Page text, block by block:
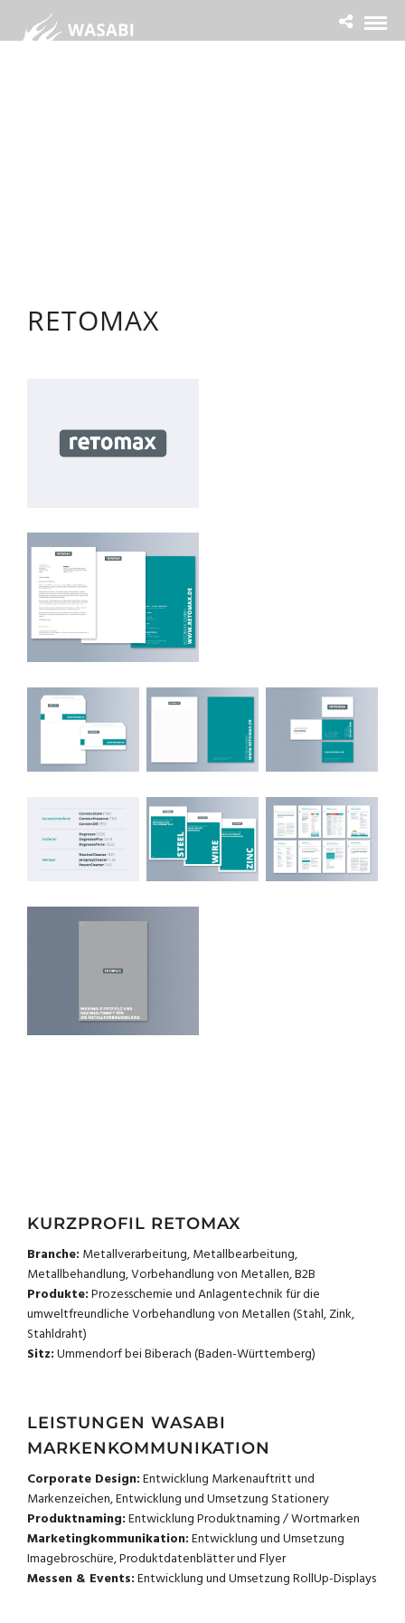
RETOMAX
KURZPROFIL RETOMAX
Branche: Metallverarbeitung, Metallbearbeitung,
Metallbehandlung, Vorbehandlung von Metallen, B2B
Produkte:Prozesschemie und Anlagentechnik für die
umweltfreundliche Vorbehandlung von Metallen (Stahl, Zink,
Stahldraht)
Sitz:Ummendorf bei Biberach (Baden-Württemberg)
LEISTUNGEN WASABI
MARKENKOMMUNIKATION
Corporate Design:Entwicklung Markenauftritt und
Markenzeichen, Entwicklung und Umsetzung Stationery
Produktnaming:Entwicklung Produktnaming / Wortmarken
Marketingkommunikation:Entwicklung und Umsetzung
Imagebroschüre, Produktdatenblätter und Flyer
Messen & Events:Entwicklung und Umsetzung RollUp-Displays